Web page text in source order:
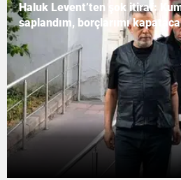
Haluk Levent’ten şok itiraf:
saplandım, borçlarımı
uğradım